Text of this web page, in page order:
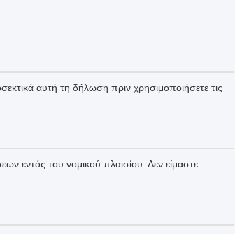
αυτή τη δήλωση πριν χρησιμοποιήσετε τις
εντός του νομικού πλαισίου. Δεν είμαστε